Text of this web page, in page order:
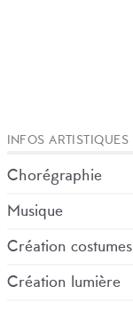
INFOS ARTISTIQUES
Chorégraphie
Musique
Création costumes
Création lumière